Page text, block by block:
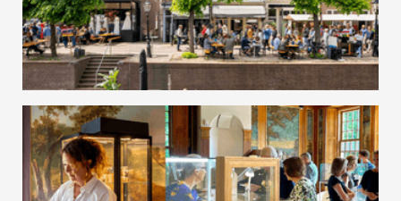
Nationale Zilverdag | Schoonhoven